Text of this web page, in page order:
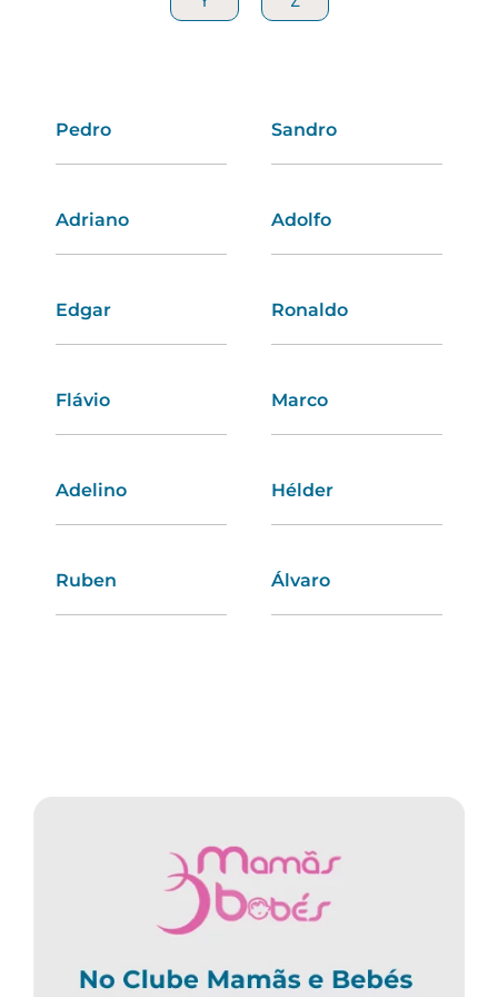
Pedro Sandro
Adriano Adolfo
Edgar Ronaldo
Flávio Marco
Adelino Hélder
Ruben Álvaro
Ema Ângela
Berta Tâmara
Albertina Joana
Renata Rosa
Carolina Telma
Natália Sara